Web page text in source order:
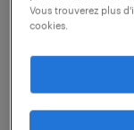
carrossier
mission
Vous trouverez plus
cookies.